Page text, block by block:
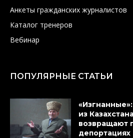
Анкеты гражданских журналистов
Каталог тренеров
Вебинар
ПОПУЛЯРНЫЕ СТАТЬИ
из
возвращают
депортациях